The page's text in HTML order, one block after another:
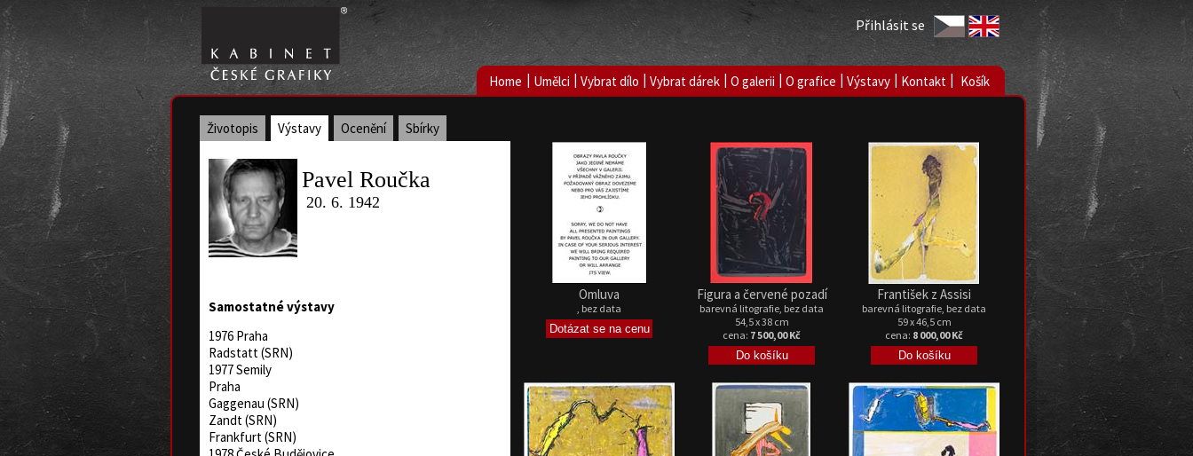
Přihlásit se
Home | Umělci | Vybrat dílo | Vybrat dárek | O galerii | O grafice | Výstavy | Kontakt | Košík
Životopis Výstavy Ocenění Sbírky
Pavel Roučka
20. 6. 1942
Samostatné výstavy
1976 Praha
Radstatt (SRN)
1977 Semily
Praha
Gaggenau (SRN)
Zandt (SRN)
Frankfurt (SRN)
Omluva
, bez data
Figura a červené pozadí
barevná litografie, bez data
54,5 x 38 cm
cena: 7 500,00 Kč
František z Assisi
barevná litografie, bez data
59 x 46,5 cm
cena: 8 000,00 Kč